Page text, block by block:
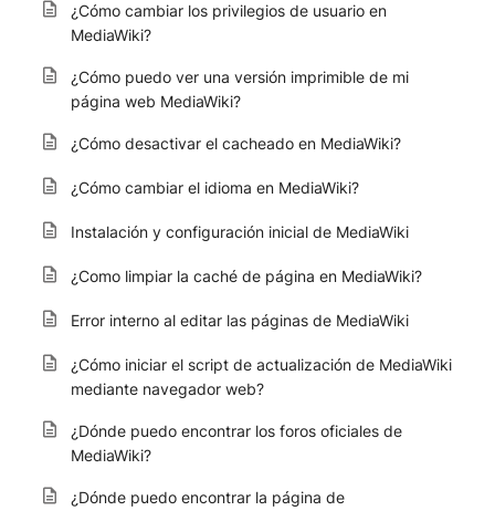
¿Cómo cambiar los privilegios de usuario en
MediaWiki?
¿Cómo puedo ver una versión imprimible de mi
página web MediaWiki?
¿Cómo desactivar el cacheado en MediaWiki?
¿Cómo cambiar el idioma en MediaWiki?
Instalación y configuración inicial de MediaWiki
¿Como limpiar la caché de página en MediaWiki?
Error interno al editar las páginas de MediaWiki
¿Cómo iniciar el script de actualización de MediaWiki
mediante navegador web?
¿Dónde puedo encontrar los foros oficiales de
MediaWiki?
¿Dónde puedo encontrar la página de